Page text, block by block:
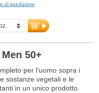
di spedizione
50+
per l'uomo sopra i
sostanze vegetali e le
in un unico prodotto.